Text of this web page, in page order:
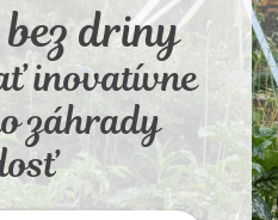
driny
inovatívne
záhrady